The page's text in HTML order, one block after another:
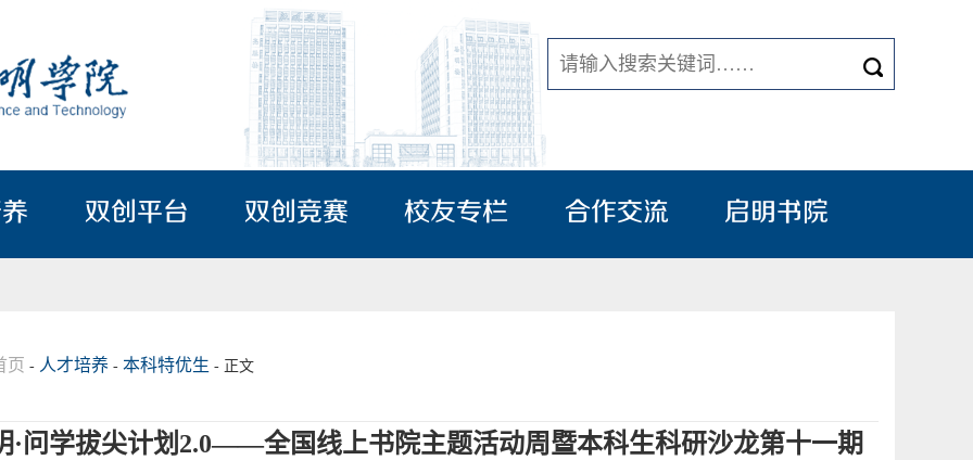
双创平台 双创竞赛 校友专栏 合作交流 启明书院
页 - 人才培养 - 本科特优生 - 正文
·问学拔尖计划2.0——全国线上书院主题活动周暨本科生科研沙龙第十一期